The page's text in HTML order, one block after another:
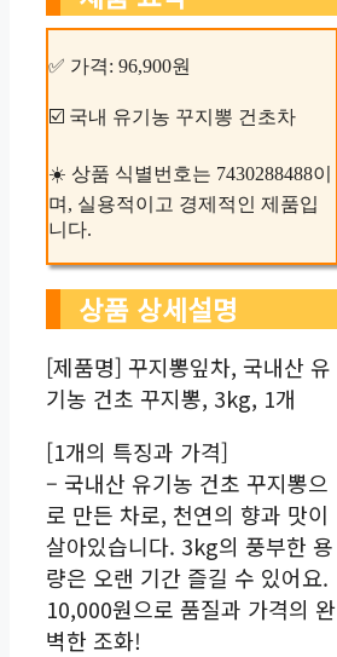
✅ 가격: 96,900원
☑️ 국내 유기농 꾸지뽕 건초차
☀️ 상품 식별번호는 7430288488이
며, 실용적이고 경제적인 제품입
니다.
상품 상세설명
[제품명] 꾸지뽕잎차, 국내산 유
기농 건초 꾸지뽕, 3kg, 1개
[1개의 특징과 가격]
– 국내산 유기농 건초 꾸지뽕으
로 만든 차로, 천연의 향과 맛이
살아있습니다. 3kg의 풍부한 용
량은 오랜 기간 즐길 수 있어요.
10,000원으로 품질과 가격의 완
벽한 조화!